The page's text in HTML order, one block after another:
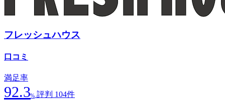
フレッシュハウス
口コミ
満足率
92.3% 評判 104件